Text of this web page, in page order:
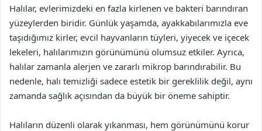
Halılar, evlerimizdeki en fazla kirlenen ve bakteri barındıran
yüzeylerden biridir. Günlük yaşamda, ayakkabılarımızla eve
taşıdığımız kirler, evcil hayvanların tüyleri, yiyecek ve içecek
lekeleri, halılarımızın görünümünü olumsuz etkiler. Ayrıca,
halılar zamanla alerjen ve zararlı mikrop barındırabilir. Bu
nedenle, halı temizliği sadece estetik bir gereklilik değil, aynı
zamanda sağlık açısından da büyük bir öneme sahiptir.
Halıların düzenli olarak yıkanması, hem görünümünü korur